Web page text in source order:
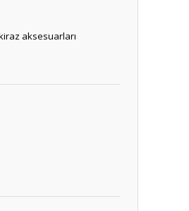
aksesuarları